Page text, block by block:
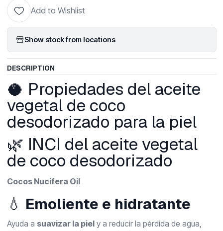
Add to Wishlist
Show stock from locations
DESCRIPTION
🥥 Propiedades del aceite
vegetal de coco
desodorizado para la piel
🌿 INCI del aceite vegetal
de coco desodorizado
Cocos Nucifera Oil
💧 Emoliente e hidratante
Ayuda a suavizar la piely a reducir la pérdida de agua,